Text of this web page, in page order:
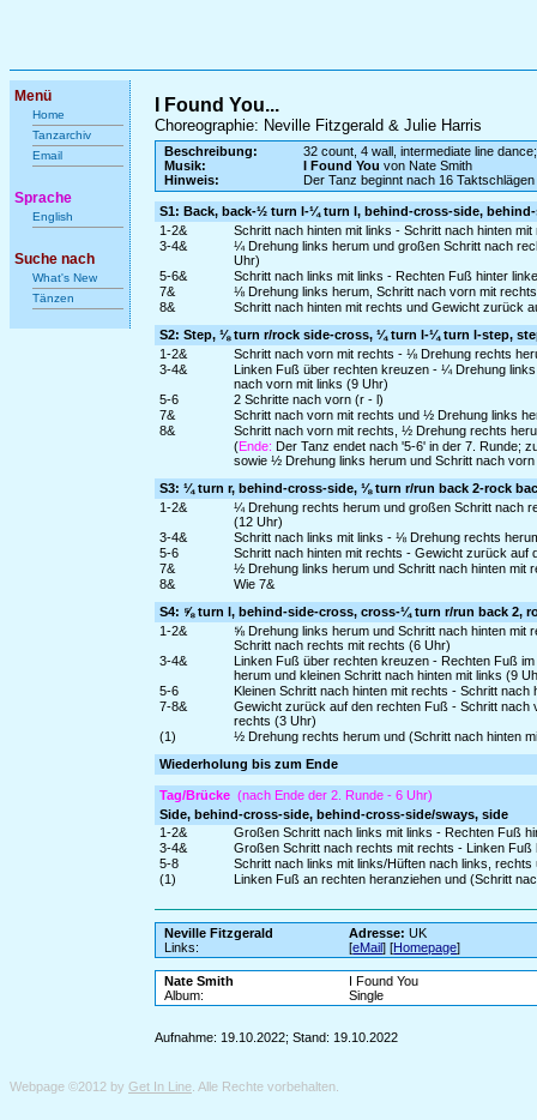
Menü
Home
Tanzarchiv
Email
Sprache
English
Suche nach
What's New
Tänzen
I Found You...
Choreographie: Neville Fitzgerald & Julie Harris
Beschreibung:
32 count, 4 wall, intermediate line
Musik:
I Found You von Nate Smith
Hinweis:
Der Tanz beginnt nach 16 Taktschlägen
S1: Back, back-½ turn l-¼ turn l, behind-cross-side,
1-2&
Schritt nach hinten mit links - Schritt nach hinten
3-4&
¼ Drehung links herum und großen Schritt nach
Uhr)
5-6&
Schritt nach links mit links - Rechten Fuß hinter
7&
⅛ Drehung links herum, Schritt nach vorn mit
8&
Schritt nach hinten mit rechts und Gewicht zurück
S2: Step, ⅛ turn r/rock side-cross, ¼ turn l-¼ turn l-step,
1-2&
Schritt nach vorn mit rechts - ⅛ Drehung rechts
3-4&
Linken Fuß über rechten kreuzen - ¼ Drehung
nach vorn mit links (9 Uhr)
5-6
2 Schritte nach vorn (r - l)
7&
Schritt nach vorn mit rechts und ½ Drehung links
8&
Schritt nach vorn mit rechts, ½ Drehung rechts
(Ende: Der Tanz endet nach '5-6' in der 7. Runde;
sowie ½ Drehung links herum und Schritt nach
S3: ¼ turn r, behind-cross-side, ⅛ turn r/run back 2-rock
1-2&
¼ Drehung rechts herum und großen Schritt nach
(12 Uhr)
3-4&
Schritt nach links mit links - ⅛ Drehung rechts
5-6
Schritt nach hinten mit rechts - Gewicht zurück auf
7&
½ Drehung links herum und Schritt nach hinten mit
8&
Wie 7&
S4: ⅝ turn l, behind-side-cross, cross-¼ turn r/run back 2,
1-2&
⅝ Drehung links herum und Schritt nach hinten mit
Schritt nach rechts mit rechts (6 Uhr)
3-4&
Linken Fuß über rechten kreuzen - Rechten Fuß
herum und kleinen Schritt nach hinten mit links (9
5-6
Kleinen Schritt nach hinten mit rechts - Schritt nach
7-8&
Gewicht zurück auf den rechten Fuß - Schritt nach
rechts (3 Uhr)
(1)
½ Drehung rechts herum und (Schritt nach hinten
Wiederholung bis zum Ende
Tag/Brücke (nach Ende der 2. Runde - 6 Uhr)
Side, behind-cross-side, behind-cross-side/sways, side
1-2&
Großen Schritt nach links mit links - Rechten Fuß
3-4&
Großen Schritt nach rechts mit rechts - Linken
5-8
Schritt nach links mit links/Hüften nach links,
(1)
Linken Fuß an rechten heranziehen und (Schritt
Neville Fitzgerald Adresse: UK
Links:
[eMail] [Homepage]
Nate Smith
I Found You
Album:
Single
Aufnahme: 19.10.2022; Stand: 19.10.2022
Webpage ©2012 by Get In Line . Alle Rechte vorbehalten.